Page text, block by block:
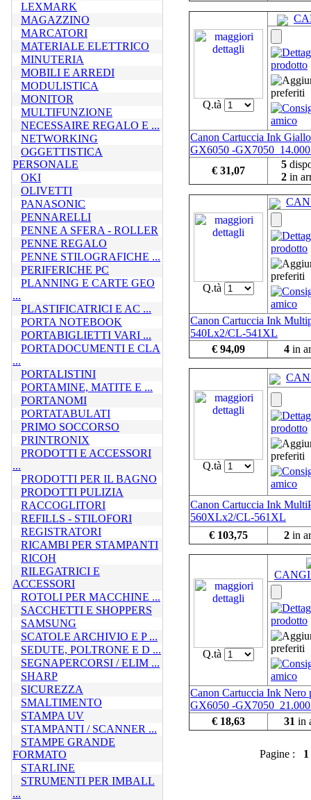
LEXMARK
MAGAZZINO
MARCATORI
MATERIALE ELETTRICO
MINUTERIA
MOBILI E ARREDI
MODULISTICA
MONITOR
MULTIFUNZIONE
NECESSAIRE REGALO E ...
NETWORKING
OGGETTISTICA
PERSONALE
OKI
OLIVETTI
PANASONIC
PENNARELLI
PENNE A SFERA - ROLLER
PENNE REGALO
PENNE STILOGRAFICHE ...
PERIFERICHE PC
PLANNING E CARTE GEO
...
PLASTIFICATRICI E AC ...
PORTA NOTEBOOK
PORTABIGLIETTI VARI ...
PORTADOCUMENTI E CLA
...
PORTALISTINI
PORTAMINE, MATITE E ...
PORTANOMI
PORTATABULATI
PRIMO SOCCORSO
PRINTRONIX
PRODOTTI E ACCESSORI
...
PRODOTTI PER IL BAGNO
PRODOTTI PULIZIA
RACCOGLITORI
REFILLS - STILOFORI
REGISTRATORI
RICAMBI PER STAMPANTI
RICOH
RILEGATRICI E
ACCESSORI
ROTOLI PER MACCHINE ...
SACCHETTI E SHOPPERS
SAMSUNG
SCATOLE ARCHIVIO E P ...
SEDUTE, POLTRONE E D ...
SEGNAPERCORSI / ELIM ...
SHARP
SICUREZZA
SMALTIMENTO
STAMPA UV
STAMPANTI / SCANNER ...
STAMPE GRANDE
FORMATO
STARLINE
STRUMENTI PER IMBALL
...
Q.tà
Canon Cartuccia Ink
GX6050 -
€ 31,07
5
2 in
Q.tà
Canon Cartuccia Ink
540Lx2/CL-541XL
€ 94,09
4 in
Q.tà
Canon Cartuccia Ink
560XLx2/CL-561XL
€ 103,75
2 in
Q.tà
Canon Cartuccia Ink Nero
GX6050 -
€ 18,63
31 in
Pagine : 1